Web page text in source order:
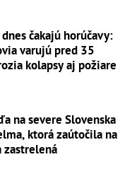
čakajú horúčavy:
varujú pred 35
kolapsy aj požiare
na severe Slovenska
ktorá zaútočila na
zastrelená